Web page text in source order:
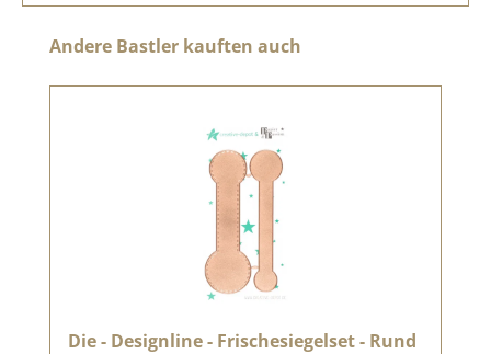
Produktgalerie überspringen
Andere Bastler kauften auch
Die - Designline - Frischesiegelset - Rund